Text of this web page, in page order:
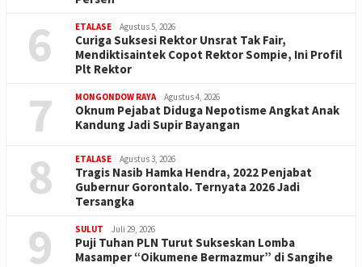
6 ETALASE Agustus 5, 2026
Curiga Suksesi Rektor Unsrat Tak Fair,
Mendiktisaintek Copot Rektor Sompie, Ini Profil
Plt Rektor
7 MONGONDOW RAYA Agustus 4, 2026
Oknum Pejabat Diduga Nepotisme Angkat Anak
Kandung Jadi Supir Bayangan
8 ETALASE Agustus 3, 2026
Tragis Nasib Hamka Hendra, 2022 Penjabat
Gubernur Gorontalo. Ternyata 2026 Jadi
Tersangka
9 SULUT Juli 29, 2026
Puji Tuhan PLN Turut Sukseskan Lomba
Masamper “Oikumene Bermazmur” di Sangihe